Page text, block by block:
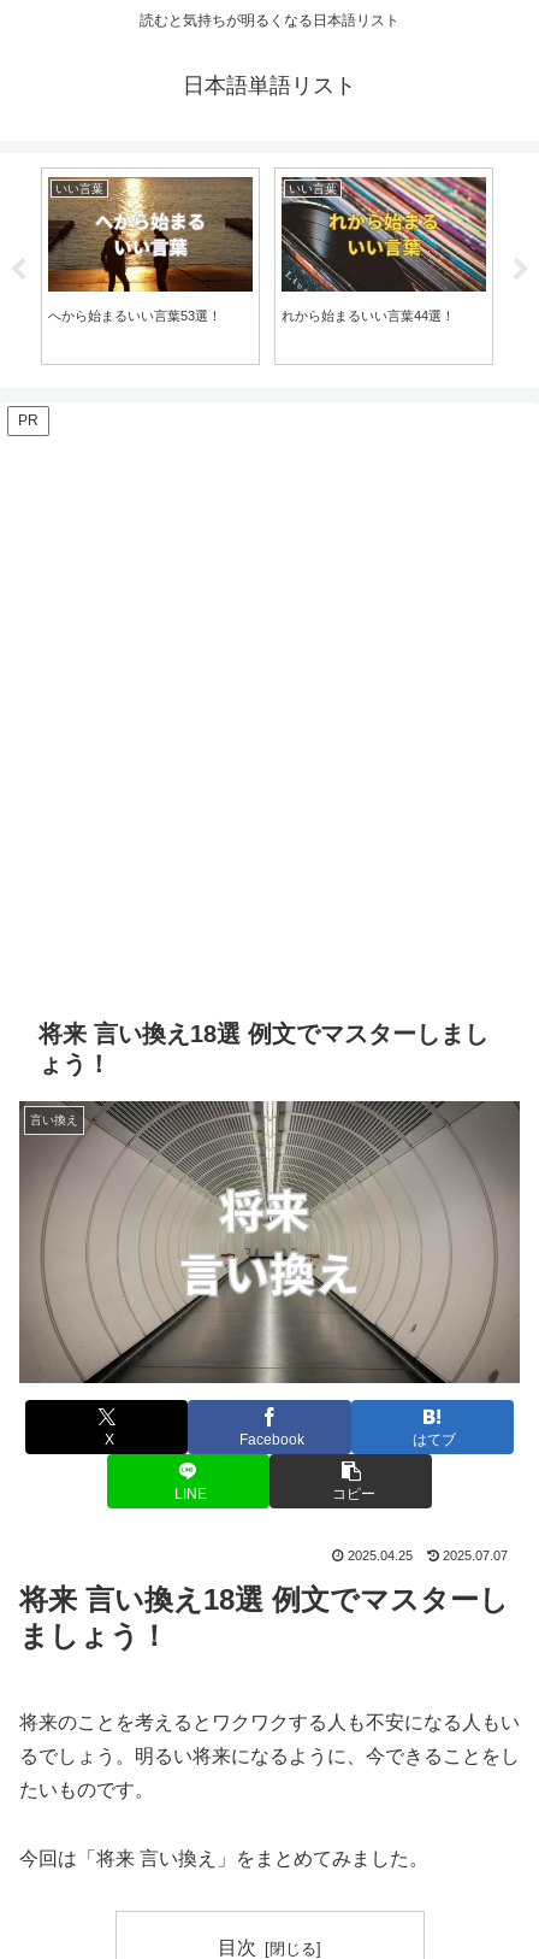
読むと気持ちが明るくなる日本語リスト
日本語単語リスト
いい言葉
へから始まるいい言葉53選！
いい言葉
れから始まるいい言葉44選！
PR
将来 言い換え18選 例文でマスターしまし
ょう！
言い換え
X Facebook はてブ
LINE コピー
2025.04.25 2025.07.07
将来 言い換え18選 例文でマスターし
ましょう！
将来のことを考えるとワクワクする人も不安になる人もい
るでしょう。明るい将来になるように、今できることをし
たいものです。
今回は「将来 言い換え」をまとめてみました。
目次